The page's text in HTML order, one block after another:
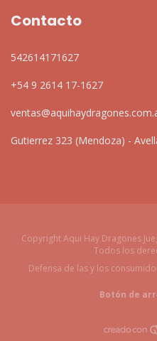
Contacto
542614171627
+54 9 2614 17-1627
Gutierrez 323 (Mendoza) -
Copyright Aqui Hay Dragones
Todos los
Defensa de las y los
Botón de